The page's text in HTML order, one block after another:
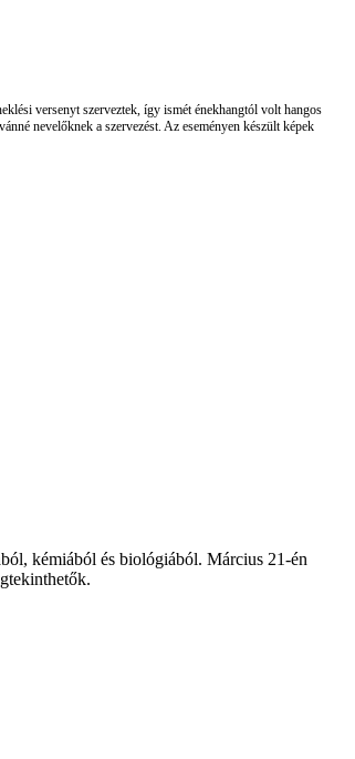
versenyt szerveztek, így ismét énekhangtól volt hangos
nevelőknek a szervezést. Az eseményen készült képek
kémiából és biológiából. Március 21-én